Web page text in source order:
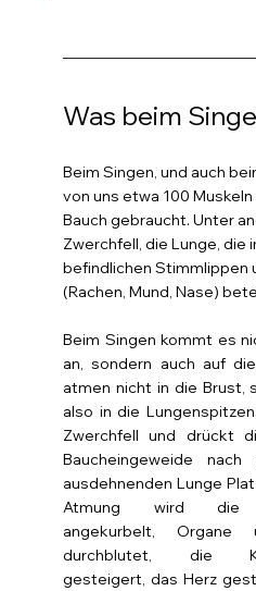
Was beim
Beim Singen, und auch
von uns etwa 100
Bauch gebraucht. Unter
Zwerchfell, die Lunge, die
befindlichen Stimmlippen
(Rachen, Mund, Nase)
Beim Singen kommt es
an, sondern auch auf
atmen nicht in die Brust,
also in die
Zwerchfell und drückt
Baucheingeweide
ausdehnenden Lunge
Atmung wird die
angekurbelt,
durchblutet, die
gesteigert, das Herz